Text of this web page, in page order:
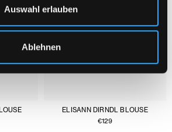
Auswahl erlauben
Ablehnen
ELISANN DIRNDL BLOUSE
€129